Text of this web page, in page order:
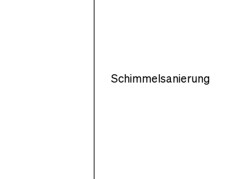
Schimmelsanierung